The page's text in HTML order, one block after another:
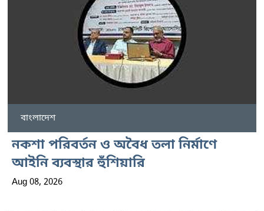
বাংলাদেশ
নকশা পরিবর্তন ও অবৈধ তলা নির্মাণে
আইনি ব্যবস্থার হুঁশিয়ারি
Aug 08, 2026